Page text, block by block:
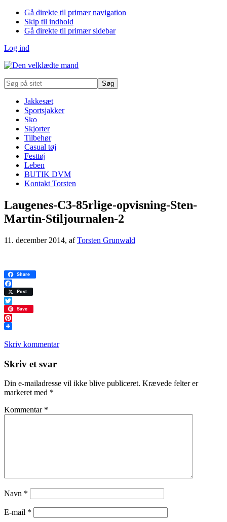
Gå direkte til primær navigation
Skip til indhold
Gå direkte til primær sidebar
Log ind
Søg
på
Jakkesæt
Sportsjakker
Sko
Skjorter
Tilbehør
Casual tøj
Festtøj
Leben
BUTIK DVM
Kontakt Torsten
Laugenes-C3-85rlige-opvisning-Sten-
Martin-Stiljournalen-2
11. december 2014, afTorsten Grunwald
Share
Facebook
Post
Twitter
Save
Pinterest
Skriv kommentar
Læserinteraktioner
Skriv et svar
Din e-mailadresse vil ikke blive publiceret. Krævede felter er
markeret med *
Kommentar *
Navn *
E-mail *